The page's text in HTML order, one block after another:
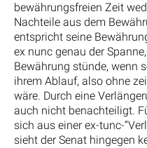
bewährungsfreien Zeit
Nachteile aus dem
entspricht seine
ex nunc genau der
Bewährung stünde, wenn
ihrem Ablauf, also ohne
wäre. Durch eine
auch nicht benachteiligt.
sich aus einer ex-tunc-
sieht der Senat hingegen